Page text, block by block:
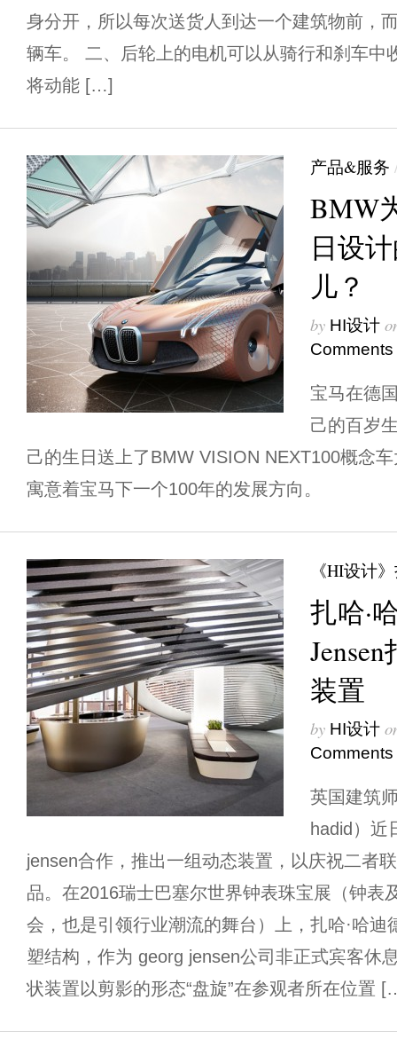
身分开，所以每次送货人到达一个建筑物前，
辆车。 二、后轮上的电机可以从骑行和刹车中
将动能 […]
产品&服务
BMW
日设
儿？
by HI设计
Comments
宝马在德
己的百岁
己的生日送上了BMW VISION NEXT100概念
寓意着宝马下一个100年的发展方向。
《HI设计
扎哈·
装置
by HI设计
Comments
英国建筑
hadid）近
jensen合作，推出一组动态装置，以庆祝二者
品。在2016瑞士巴塞尔世界钟表珠宝展（钟表
会，也是引领行业潮流的舞台）上，扎哈·哈迪
塑结构，作为 georg jensen公司非正式宾客休
状装置以剪影的形态“盘旋”在参观者所在位置